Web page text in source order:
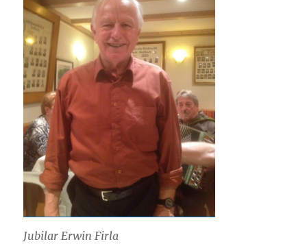
Jubilar Erwin Firla